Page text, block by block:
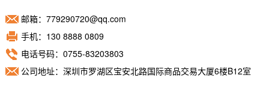
邮箱：779290720@qq.com
手机：130 8888 0809
电话号码：0755-83203803
公司地址：深圳市罗湖区宝安北路国际商品交易大厦6楼B12室